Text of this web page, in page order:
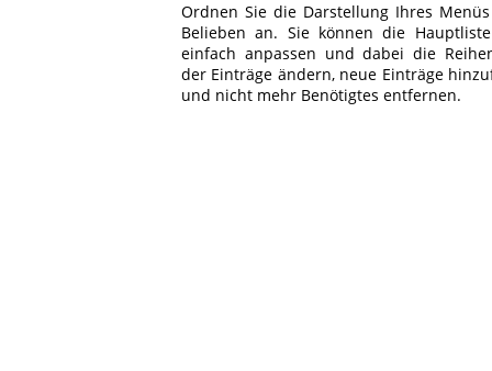
Ordnen Sie die Darstellung Ihres
Belieben an. Sie können die
einfach anpassen und dabei die
der Einträge ändern, neue Einträge
und nicht mehr Benötigtes entfernen.